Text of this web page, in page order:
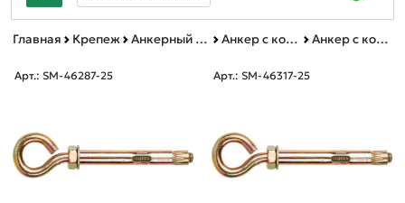
Главная Крепеж Анкерный крепеж Анкер с кольцом Анкер с кольцом картонная упаковка
Арт.: SM-46287-25 Арт.: SM-46317-25